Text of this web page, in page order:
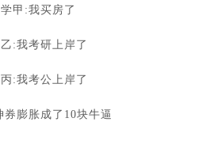
学甲:我买房了
乙:我考研上岸了
丙:我考公上岸了
券膨胀成了10块牛逼